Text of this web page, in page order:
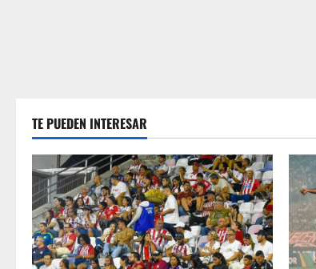
TE PUEDEN INTERESAR